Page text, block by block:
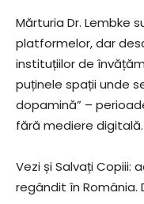
Mărturia Dr. Lembke
platformelor, dar
instituțiilor de
puținele spații unde
dopamină” –
fără mediere digitală.
Vezi și Salvați Copiii:
regândit în România.